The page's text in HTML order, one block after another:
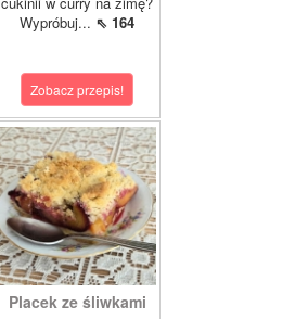
Wypróbuj... ⇖ 164
Zobacz przepis!
Placek ze śliwkami